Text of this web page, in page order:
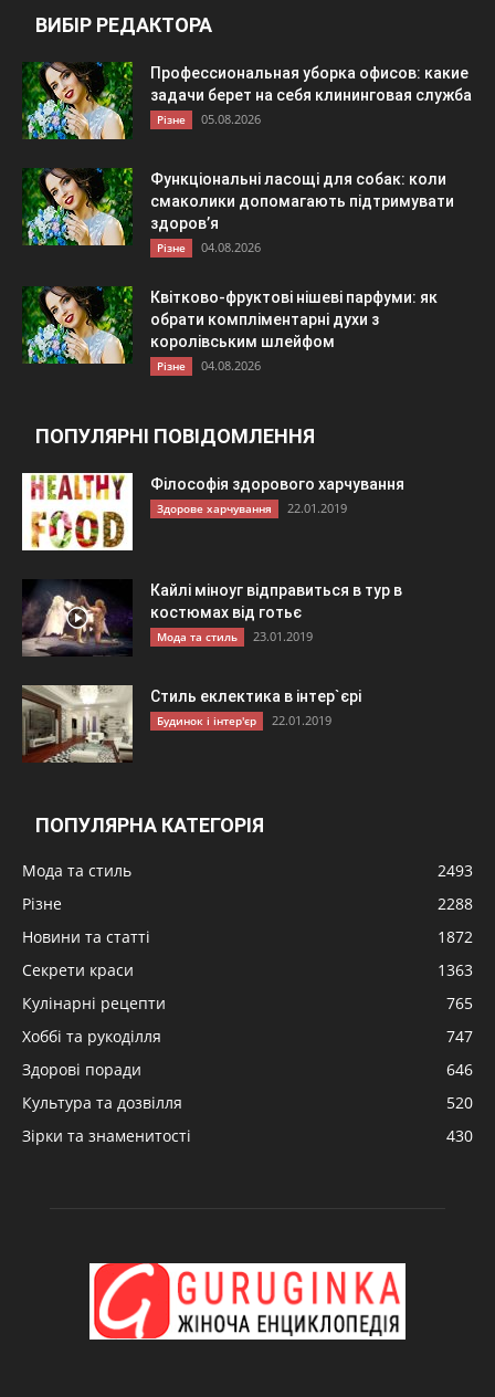
ВИБІР РЕДАКТОРА
Профессиональная уборка офисов: какие
задачи берет на себя клининговая служба
Різне 05.08.2026
Функціональні ласощі для собак: коли
смаколики допомагають підтримувати
здоров’я
Різне 04.08.2026
Квітково-фруктові нішеві парфуми: як
обрати компліментарні духи з
королівським шлейфом
Різне 04.08.2026
ПОПУЛЯРНІ ПОВІДОМЛЕННЯ
Філософія здорового харчування
Здорове харчування 22.01.2019
Кайлі міноуг відправиться в тур в
костюмах від готьє
Мода та стиль 23.01.2019
Стиль еклектика в інтер`єрі
Будинок і інтер'єр 22.01.2019
ПОПУЛЯРНА КАТЕГОРІЯ
Мода та стиль
2493
Різне
2288
Новини та статті
1872
Секрети краси
1363
Кулінарні рецепти
765
Хоббі та рукоділля
747
Здорові поради
646
Культура та дозвілля
520
Зірки та знаменитості
430